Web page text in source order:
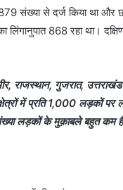
संख्या से दर्ज किया था
लिंगानुपात 868 रहा था।
राजस्थान, गुजरात,
में प्रति 1,000 लड़कों पर
लड़कों के मुक़ाबले बहुत कम